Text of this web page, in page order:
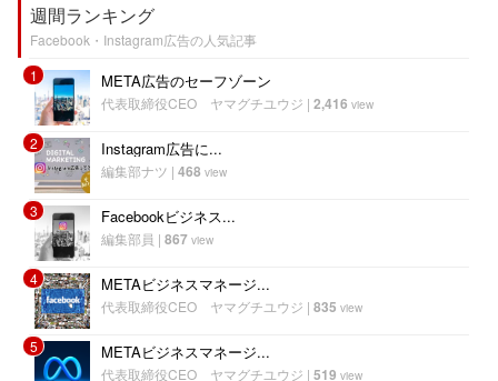
週間ランキング
Facebook・Instagram広告の人気記事
1
META広告のセーフゾーン
代表取締役CEO ヤマグチユウジ | 2,416 view
2 Instagram広告に...
編集部ナツ | 468 view
3 Facebookビジネス...
編集部員 | 867 view
4 METAビジネスマネージ...
代表取締役CEO ヤマグチユウジ | 835 view
5 METAビジネスマネージ...
代表取締役CEO ヤマグチユウジ | 519 view